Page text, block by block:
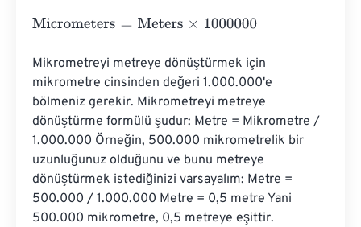
Micrometers=Meters×1000000
Mikrometreyi metreye dönüştürmek için
mikrometre cinsinden değeri 1.000.000'e
bölmeniz gerekir. Mikrometreyi metreye
dönüştürme formülü şudur: Metre = Mikrometre /
1.000.000 Örneğin, 500.000 mikrometrelik bir
uzunluğunuz olduğunu ve bunu metreye
dönüştürmek istediğinizi varsayalım: Metre =
500.000 / 1.000.000 Metre = 0,5 metre Yani
500.000 mikrometre, 0,5 metreye eşittir.